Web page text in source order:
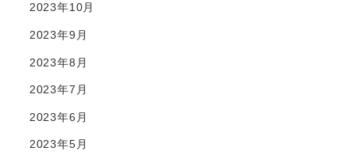
2023年10月
2023年9月
2023年8月
2023年7月
2023年6月
2023年5月